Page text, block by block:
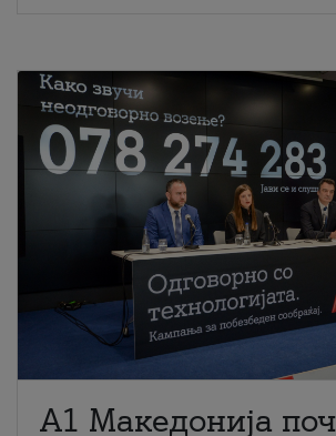
A1 Македонија